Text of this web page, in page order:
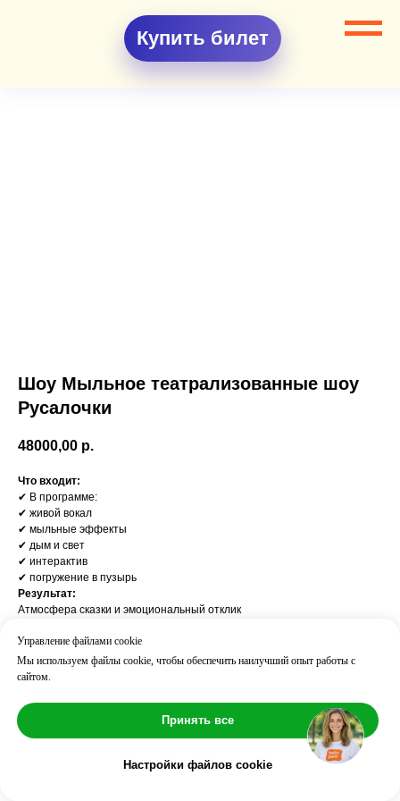
Купить билет
Шоу Мыльное театрализованные шоу
Русалочки
48000,00 р.
Что входит:
✔ В программе:
✔ живой вокал
✔ мыльные эффекты
✔ дым и свет
✔ интерактив
✔ погружение в пузырь
Результат:
Атмосфера сказки и эмоциональный отклик
Декор / Фотограф / Мини-диско
Возраст: 3
Длительность: ⏱ 30 мин
Количество аниматоров: 1
Управление файлами cookie
Мы используем файлы cookie, чтобы обеспечить наилучший опыт работы с
сайтом.
Принять все
Настройки файлов cookie